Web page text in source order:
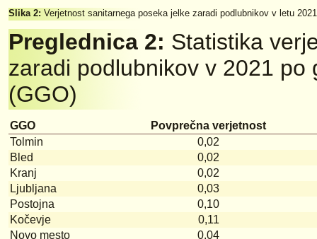
Slika 2: Verjetnost sanitarnega poseka jelke zaradi podlubnikov v letu 2021
Preglednica 2: Statistika
zaradi podlubnikov v 2021
(GGO)
GGO
Povprečna verjetnost
Tolmin
0,02
Bled
0,02
Kranj
0,02
Ljubljana
0,03
Postojna
0,10
Kočevje
0,11
Novo mesto
0,04